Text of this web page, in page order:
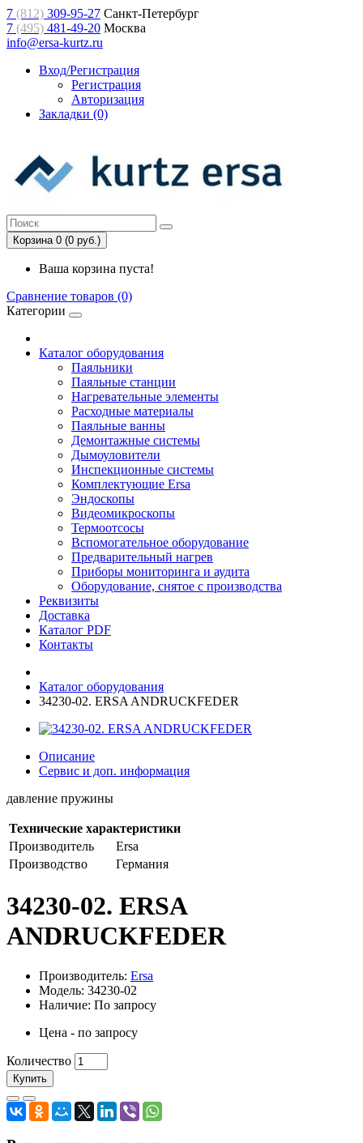
7 (812) 309-95-27 Санкт-Петербург
7 (495) 481-49-20 Москва
info@ersa-kurtz.ru
Вход/Регистрация
Регистрация
Авторизация
Закладки (0)
Корзина 0 (0 руб.)
Ваша корзина пуста!
Сравнение товаров (0)
Категории
Каталог оборудования
Паяльники
Паяльные станции
Нагревательные элементы
Расходные материалы
Паяльные ванны
Демонтажные системы
Дымоуловители
Инспекционные системы
Комплектующие Ersa
Эндоскопы
Видеомикроскопы
Термоотсосы
Вспомогательное оборудование
Предварительный нагрев
Приборы мониторинга и аудита
Оборудование, снятое с производства
Реквизиты
Доставка
Каталог PDF
Контакты
Каталог оборудования
34230-02. ERSA ANDRUCKFEDER
Описание
Сервис и доп. информация
давление пружины
Технические характеристики
Производитель
Ersa
Производство
Германия
34230-02. ERSA
ANDRUCKFEDER
Производитель: Ersa
Модель: 34230-02
Наличие: По запросу
Цена - по запросу
Количество
Купить